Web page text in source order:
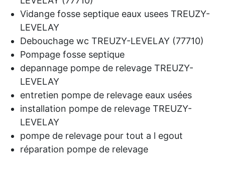
Vidange fosse septique eaux usees TREUZY-
LEVELAY
Debouchage wc TREUZY-LEVELAY (77710)
Pompage fosse septique
depannage pompe de relevage TREUZY-
LEVELAY
entretien pompe de relevage eaux usées
installation pompe de relevage TREUZY-
LEVELAY
pompe de relevage pour tout a l egout
réparation pompe de relevage